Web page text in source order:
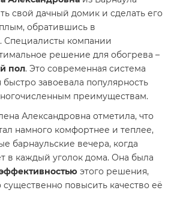
свой дачный домик и сделать его
обратившись в
. Специалисты компании
решение для обогрева –
пол. Это современная система
быстро завоевала популярность
преимуществам.
Александровна отметила, что
намного комфортнее и теплее,
барнаульские вечера, когда
в каждый уголок дома. Она была
этого решения,
повысить качество её